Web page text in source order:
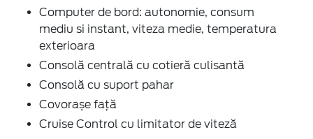
Computer de bord: autonomie, consum
mediu si instant, viteza medie, temperatura
exterioara
Consolă centrală cu cotieră culisantă
Consolă cu suport pahar
Covorașe față
Cruise Control cu limitator de viteză